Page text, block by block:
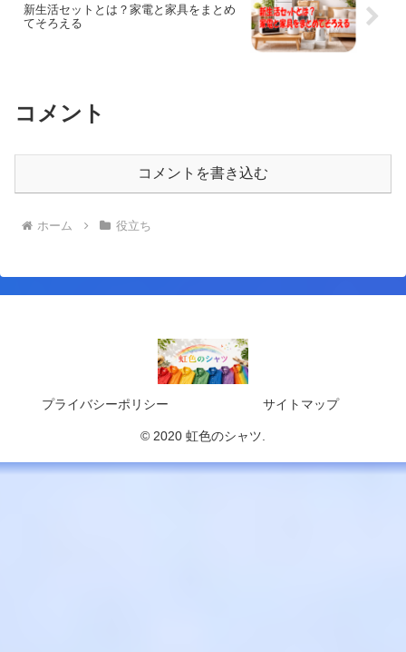
新生活セットとは？家電と家具をまとめ
てそろえる
コメント
コメントを書き込む
ホーム 役立ち
プライバシーポリシー サイトマップ
© 2020 虹色のシャツ.